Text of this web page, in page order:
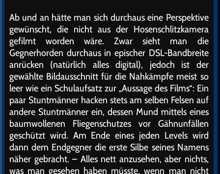
Ab und an hätte man sich durchaus eine Perspektive
gewünscht, die nicht aus der Hosenschlitzkamera
gefilmt worden wäre. Zwar sieht man die
Gegnerhorden durchaus in epischer DSL-Bandbreite
anrücken (natürlich alles digital), jedoch ist der
gewählte Bildausschnitt für die Nahkämpfe meist so
leer wie ein Schulaufsatz zur „Aussage des Films“: Ein
paar Stuntmänner hacken stets am selben Felsen auf
andere Stuntmänner ein, dessen Mund mittels eines
baumwollenen Fliegenschutzes vor Gähnunfällen
geschützt wird. Am Ende eines jeden Levels wird
dann dem Endgegner die erste Silbe seines Namens
näher gebracht. – Alles nett anzusehen, aber nichts,
was man gesehen haben müsste, wenn man nicht